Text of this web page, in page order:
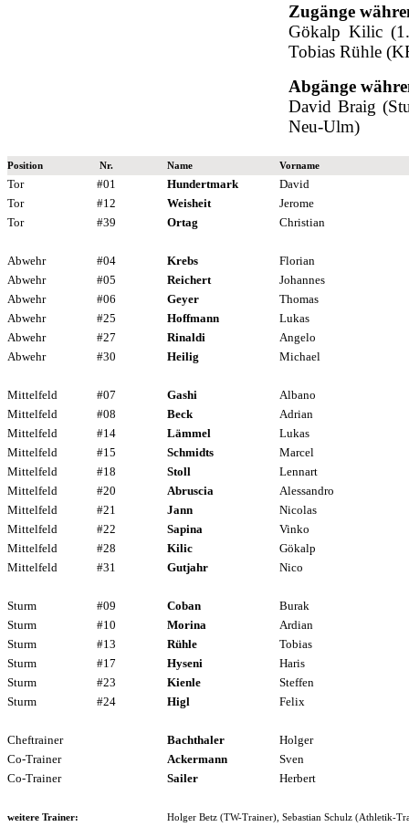
Zugänge
Gökalp Kilic
Tobias Rühle
Abgänge
David Braig
Neu-Ulm)
Position Nr. Name Vorname
Tor #01 Hundertmark
David
Tor
#12 Weisheit
Jerome
Tor
#39 Ortag Christian
Abwehr #04 Krebs
Florian
Abwehr
#05 Reichert
Johannes
Abwehr
#06 Geyer
Thomas
Abwehr
#25 Hoffmann
Lukas
Abwehr
#27 Rinaldi
Angelo
Abwehr
#30 Heilig Michael
Mittelfeld #07 Gashi
Albano
Mittelfeld
#08 Beck
Adrian
Mittelfeld
#14 Lämmel
Lukas
Mittelfeld
#15 Schmidts
Marcel
Mittelfeld
#18 Stoll
Lennart
Mittelfeld
#20 Abruscia
Alessandro
Mittelfeld
#21 Jann
Nicolas
Mittelfeld
#22 Sapina
Vinko
Mittelfeld
#28 Kilic
Gökalp
Mittelfeld
#31 Gutjahr Nico
Sturm #09 Coban
Burak
Sturm
#10 Morina
Ardian
Sturm
#13 Rühle
Tobias
Sturm
#17 Hyseni
Haris
Sturm
#23 Kienle
Steffen
Sturm
#24 Higl Felix
Cheftrainer Bachthaler
Holger
Co-Trainer
Ackermann
Sven
Co-Trainer
Sailer Herbert
weitere Trainer:
Holger Betz (TW-Trainer), Sebastian Schulz (Athletik-